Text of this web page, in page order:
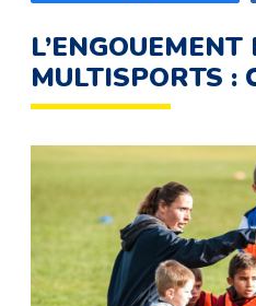
MULTISPORTS :